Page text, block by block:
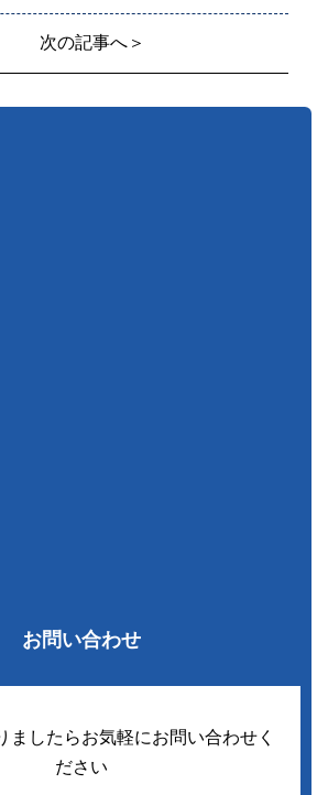
次の記事へ＞
お問い合わせ
ましたらお気軽にお問い合わせく
ださい